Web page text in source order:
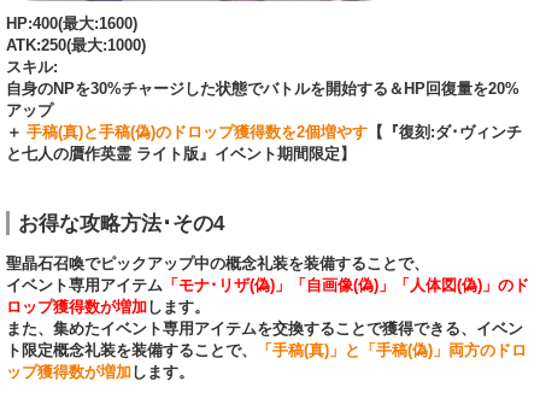
HP:400(最大:1600)
ATK:250(最大:1000)
スキル:
自身のNPを30%チャージした状態でバトルを開始する＆HP回復量を20%
アップ
＋ 手稿(真)と手稿(偽)のドロップ獲得数を2個増やす 【『復刻:ダ･ヴィンチ
と七人の贋作英霊 ライト版』イベント期間限定】
お得な攻略方法･その4
聖晶石召喚でピックアップ中の概念礼装を装備することで、
イベント専用アイテム 「モナ･リザ(偽)」「自画像(偽)」「人体図(偽)」のド
ロップ獲得数が増加 します。
また、集めたイベント専用アイテムを交換することで獲得できる、イベン
ト限定概念礼装を装備することで、
「手稿(真)」と「手稿(偽)」両方のドロ
ップ獲得数が増加 します。